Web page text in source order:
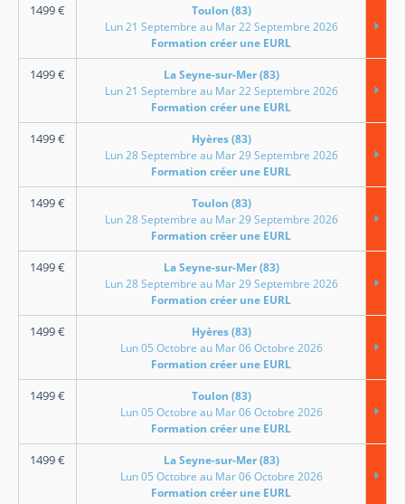
1499€
Toulon (83)
Lun 21 Septembre au Mar 22 Septembre 2026
Formation créer une EURL
1499€
La Seyne-sur-Mer (83)
Lun 21 Septembre au Mar 22 Septembre 2026
Formation créer une EURL
1499€
Hyères (83)
Lun 28 Septembre au Mar 29 Septembre 2026
Formation créer une EURL
1499€
Toulon (83)
Lun 28 Septembre au Mar 29 Septembre 2026
Formation créer une EURL
1499€
La Seyne-sur-Mer (83)
Lun 28 Septembre au Mar 29 Septembre 2026
Formation créer une EURL
1499€
Hyères (83)
Lun 05 Octobre au Mar 06 Octobre 2026
Formation créer une EURL
1499€
Toulon (83)
Lun 05 Octobre au Mar 06 Octobre 2026
Formation créer une EURL
1499€
La Seyne-sur-Mer (83)
Lun 05 Octobre au Mar 06 Octobre 2026
Formation créer une EURL